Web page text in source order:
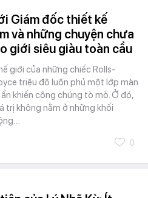
Giám đốc thiết kế
và những chuyện chưa
giới siêu giàu toàn cầu
giới của những chiếc Rolls-
triệu đô luôn phủ một lớp màn
khiến công chúng tò mò. Ở đó,
trị không nằm ở những khối
0